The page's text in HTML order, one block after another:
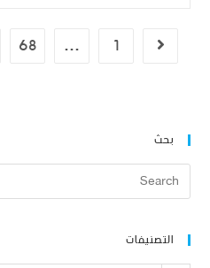
1
…
68
بحث
التصنيفات